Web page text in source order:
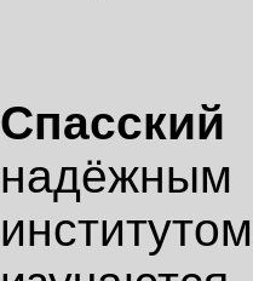
надёжным